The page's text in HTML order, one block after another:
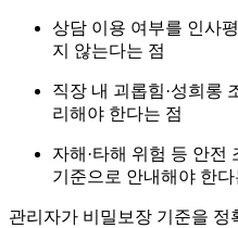
상담 이용 여부를 인사
지 않는다는 점
직장 내 괴롭힘·성희롱
리해야 한다는 점
자해·타해 위험 등 안전
기준으로 안내해야 한다
관리자가 비밀보장 기준을